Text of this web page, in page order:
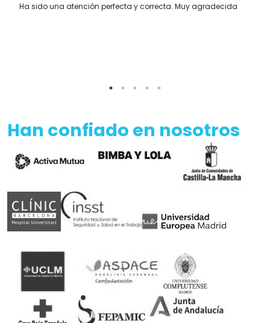
Ha sido una atención perfecta y correcta. Muy agradecida
Han confiado en nosotros